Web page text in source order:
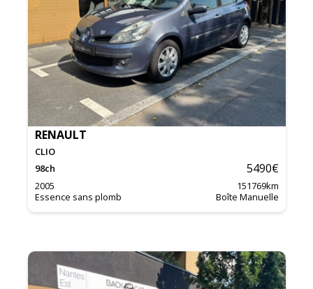
RENAULT
CLIO
98ch 5490€
2005 151769km
Essence sans plomb
Boîte Manuelle